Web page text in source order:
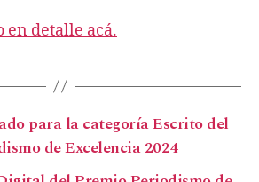
en detalle acá.
para la categoría Escrito del
de Excelencia 2024